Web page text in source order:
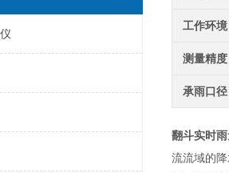
工作环境
测量精度
承雨口径
翻斗实时
流流域的